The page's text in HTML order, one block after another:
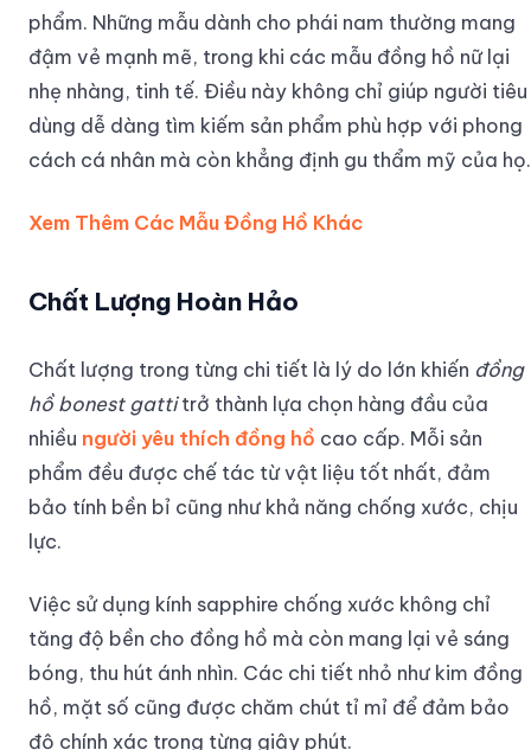
phẩm. Những mẫu dành cho phái nam thường mang
đậm vẻ mạnh mẽ, trong khi các mẫu đồng hồ nữ lại
nhẹ nhàng, tinh tế. Điều này không chỉ giúp người tiêu
dùng dễ dàng tìm kiếm sản phẩm phù hợp với phong
cách cá nhân mà còn khẳng định gu thẩm mỹ của họ.
Xem Thêm Các Mẫu Đồng Hồ Khác
Chất Lượng Hoàn Hảo
Chất lượng trong từng chi tiết là lý do lớn khiến đồng
hồ bonest gattitrở thành lựa chọn hàng đầu của
nhiều người yêu thích đồng hồ cao cấp. Mỗi sản
phẩm đều được chế tác từ vật liệu tốt nhất, đảm
bảo tính bền bỉ cũng như khả năng chống xước, chịu
lực.
Việc sử dụng kính sapphire chống xước không chỉ
tăng độ bền cho đồng hồ mà còn mang lại vẻ sáng
bóng, thu hút ánh nhìn. Các chi tiết nhỏ như kim đồng
hồ, mặt số cũng được chăm chút tỉ mỉ để đảm bảo
độ chính xác trong từng giây phút.